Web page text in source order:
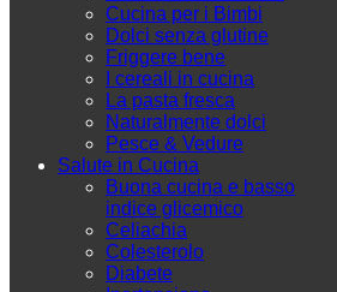
Cucina per i Bimbi
Dolci senza glutine
Friggere bene
I cereali in cucina
La pasta fresca
Naturalmente dolci
Pesce & Vedure
Salute in Cucina
Buona cucina e basso
indice glicemico
Celiachia
Colesterolo
Diabete